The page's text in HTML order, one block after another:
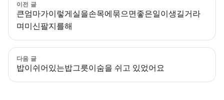
이전 글
큰엄마가이렇게실을손목에묶으면좋은일이생길거라
며미신팔지를해
다음 글
밥이쉬어있는밥그릇이숨을 쉬고 있었어요